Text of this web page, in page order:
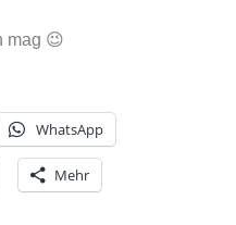
mag 😉
WhatsApp
Mehr